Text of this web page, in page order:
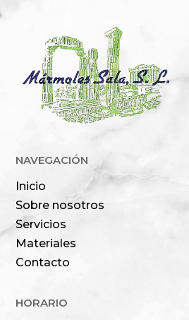
NAVEGACIÓN
Inicio
Sobre nosotros
Servicios
Materiales
Contacto
HORARIO